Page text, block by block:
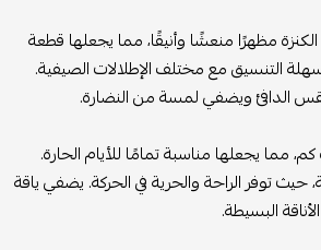
مظهرًا منعشًا وأنيقًا، مما يجعلها قطعة
التنسيق مع مختلف الإطلالات الصيفية.
الدافئ ويضفي لمسة من النضارة.
مما يجعلها مناسبة تمامًا للأيام الحارة.
حيث توفر الراحة والحرية في الحركة. يضفي ياقة
البسيطة.